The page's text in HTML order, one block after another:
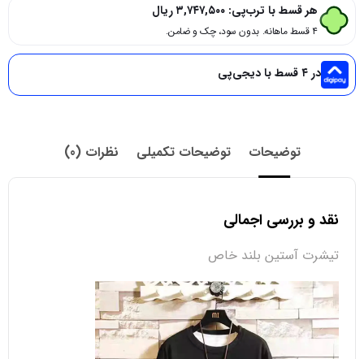
هر قسط با ترب‌پی: ۳,۷۴۷,۵۰۰ریال
۴ قسط ماهانه. بدون سود، چک و ضامن.
در ۴ قسط با دیجی‌پی
توضیحات توضیحات تکمیلی نظرات (0)
نقد و بررسی اجمالی
تیشرت آستین بلند خاص